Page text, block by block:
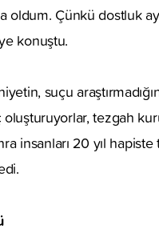
oldum. Çünkü dostluk
konuştu.
suçu
oluşturuyorlar, tezgah
insanları 20 yıl